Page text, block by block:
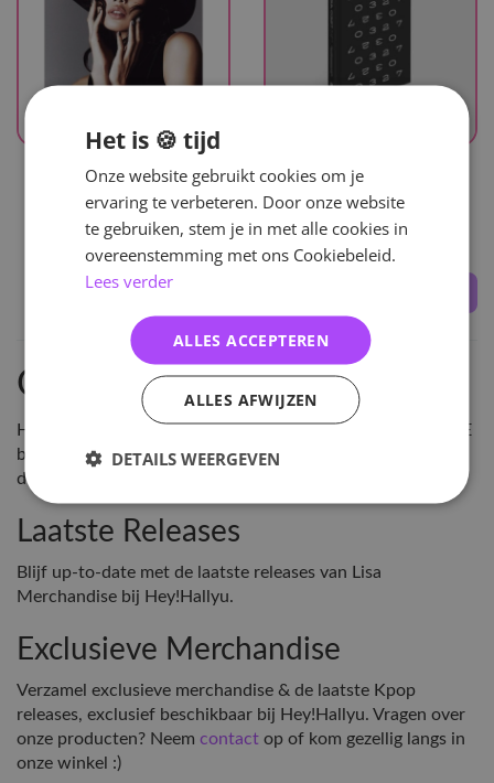
UITVERKOCHT
Lisa
W Lisa - Magazine
23,-
Lisa
0327 Photobook Vol.03 -
Ontdek Lisa Merchandise
Hey!Hallyu is de grootste leverancier van KPOP in NL & BE
bestel Lisa Merchandise en vele andere KPOP artikelen
direct online of kom langs in onze winkel in Arnhem!
Laatste Releases
Blijf up-to-date met de laatste releases van Lisa
Merchandise bij Hey!Hallyu.
Exclusieve Merchandise
Verzamel exclusieve merchandise & de laatste Kpop
releases, exclusief beschikbaar bij Hey!Hallyu. Vragen over
onze producten? Neem contact op of kom gezellig langs in
onze winkel :)
Het is 🍪 tijd
Onze website gebruikt cookies om je
ervaring te verbeteren. Door onze website
te gebruiken, stem je in met alle cookies in
overeenstemming met ons Cookiebeleid.
Lees verder
ALLES ACCEPTEREN
ALLES AFWIJZEN
DETAILS WEERGEVEN